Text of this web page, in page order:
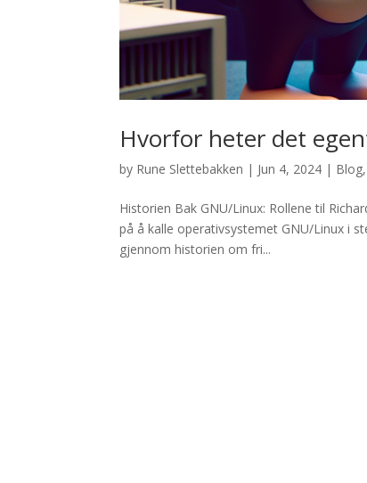
Hvorfor heter det
by Rune Slettebakken | Jun 4, 2024 | Blog,
Historien Bak GNU/Linux: Rollene til
på å kalle operativsystemet GNU/Linux i
gjennom historien om fri...